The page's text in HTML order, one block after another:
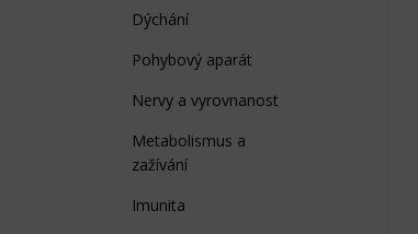
Dýchání
Pohybový aparát
Nervy a vyrovnanost
Metabolismus a
zažívání
Imunita